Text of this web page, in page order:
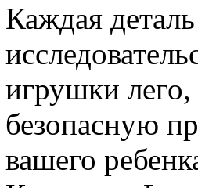
Каждая
игрушки
безопасную
вашего